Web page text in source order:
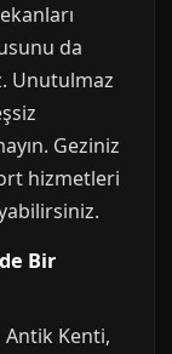
da
Unutulmaz
Geziniz
hizmetleri
Bir
Kenti,